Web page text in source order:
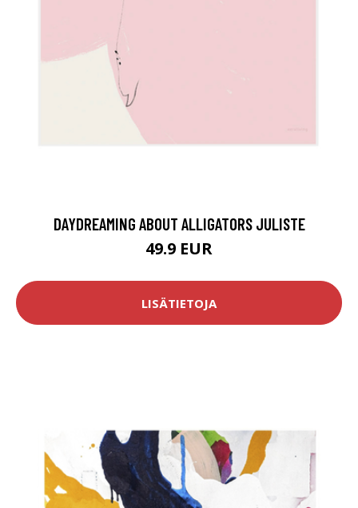
DAYDREAMING ABOUT ALLIGATORS JULISTE
49.9 EUR
LISÄTIETOJA